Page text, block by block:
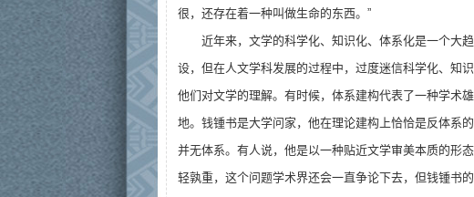
很，还存在着一种叫做生命的东西。”
近年来，文学的科学化、知识化、体系化是一个大
设，但在人文学科发展的过程中，过度迷信科学化、知
他们对文学的理解。有时候，体系建构代表了一种学术
地。钱锺书是大学问家，他在理论建构上恰恰是反体系
并无体系。有人说，他是以一种贴近文学审美本质的形
轻孰重，这个问题学术界还会一直争论下去，但钱锺书